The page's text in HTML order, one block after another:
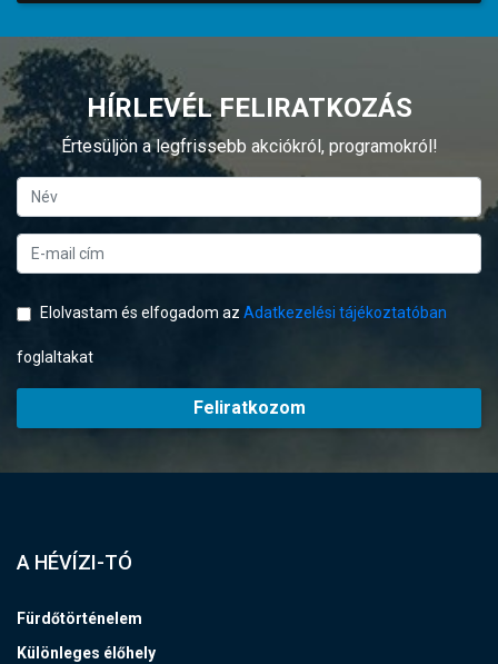
HÍRLEVÉL FELIRATKOZÁS
Értesüljön a legfrissebb akciókról, programokról!
Elolvastam és elfogadom az Adatkezelési tájékoztatóban
foglaltakat
Feliratkozom
A HÉVÍZI-TÓ
Fürdőtörténelem
Különleges élőhely